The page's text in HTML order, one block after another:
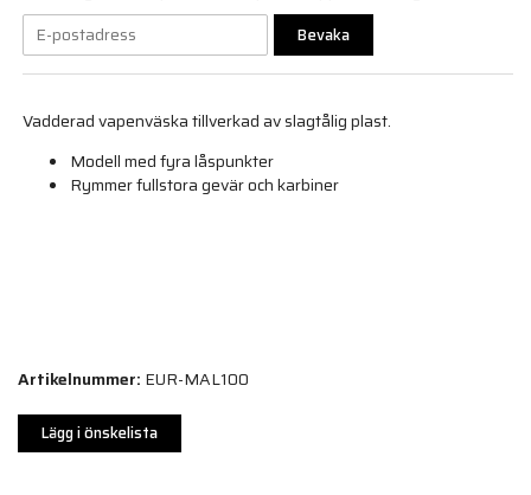
Bevaka
Vadderad vapenväska tillverkad av slagtålig plast.
Modell med fyra låspunkter
Rymmer fullstora gevär och karbiner
Artikelnummer: EUR-MAL100
Lägg i önskelista